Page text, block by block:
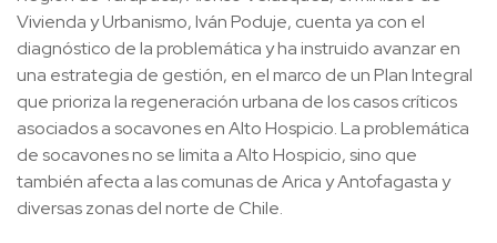
Vivienda y Urbanismo, Iván Poduje, cuenta ya con el
diagnóstico de la problemática y ha instruido avanzar en
una estrategia de gestión, en el marco de un Plan Integral
que prioriza la regeneración urbana de los casos críticos
asociados a socavones en Alto Hospicio. La problemática
de socavones no se limita a Alto Hospicio, sino que
también afecta a las comunas de Arica y Antofagasta y
diversas zonas del norte de Chile.